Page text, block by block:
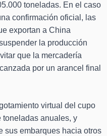
toneladas. En el caso
confirmación oficial, las
exportan a China
la producción
que la mercadería
por un arancel final
virtual del cupo
toneladas anuales, y
sus embarques hacia otros